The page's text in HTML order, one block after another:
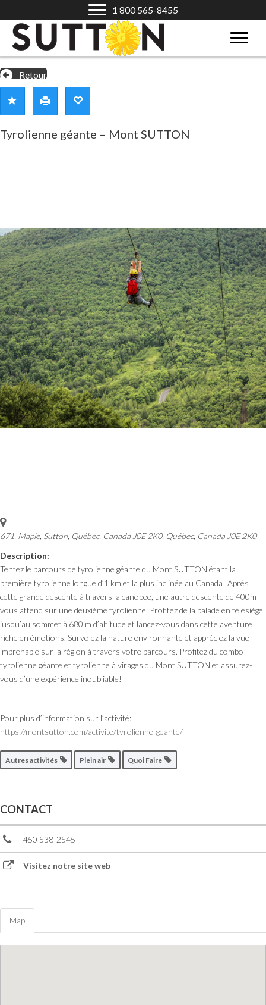
1 800 565-8455
Retour
Tyrolienne géante – Mont SUTTON
671, Maple, Sutton, Québec, Canada J0E 2K0, Québec, Canada J0E 2K0
Description:
Tentez le parcours de tyrolienne géante du Mont SUTTON étant la
première tyrolienne longue d’1 km et la plus inclinée au Canada! Après
cette grande descente à travers la canopée, une autre descente de 400m
vous attend sur une deuxième tyrolienne. Profitez de la balade en télésiège
jusqu’au sommet à 680 m d’altitude et lancez-vous dans cette aventure
riche en émotions. Survolez la nature environnante et appréciez la vue
imprenable sur la région à travers votre parcours. Profitez du combo
tyrolienne géante et tyrolienne à virages du Mont SUTTON et assurez-
vous d’une expérience inoubliable!
Pour plus d’information sur l’activité:
https://montsutton.com/activite/tyrolienne-geante/
Autres activités Plein air Quoi Faire
CONTACT
450 538-2545
Visitez notre site web
Map